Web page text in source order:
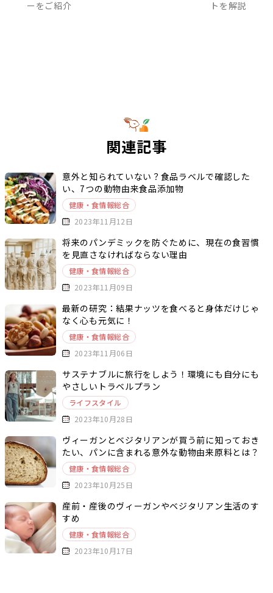
ーをご紹介
トを解説
関連記事
意外と知られていない？食品ラベルで確認した
い、7つの動物由来食品添加物
健康・食情報総合
2023年11月12日
将来のパンデミックを防ぐために、現在の食習慣
を見直さなければならない理由
健康・食情報総合
2023年11月09日
最新の研究：結果ナッツを食べると身体だけじゃ
なく心も元気に！
健康・食情報総合
2023年11月06日
サステナブルに旅行をしよう！環境にも自分にも
やさしいトラベルプラン
ライフスタイル
2023年10月28日
ヴィーガンとベジタリアンが買う前に知っておき
たい、パンに含まれる意外な動物由来原料とは？
健康・食情報総合
2023年10月25日
産前・産後のヴィーガンやベジタリアン生活のす
すめ
健康・食情報総合
2023年10月17日